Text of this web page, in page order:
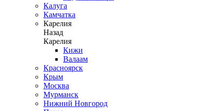
Калуга
Камчатка
Карелия
Назад
Карелия
Кижи
Валаам
Красноярск
Крым
Москва
Мурманск
Нижний Новгород